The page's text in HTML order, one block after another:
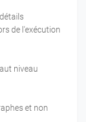
de l'exécution
niveau
et non